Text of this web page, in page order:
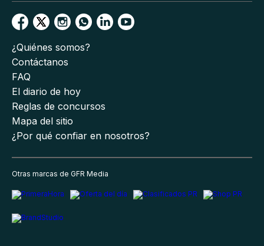
¿Quiénes somos?
Contáctanos
FAQ
El diario de hoy
Reglas de concursos
Mapa del sitio
¿Por qué confiar en nosotros?
Otras marcas de GFR Media